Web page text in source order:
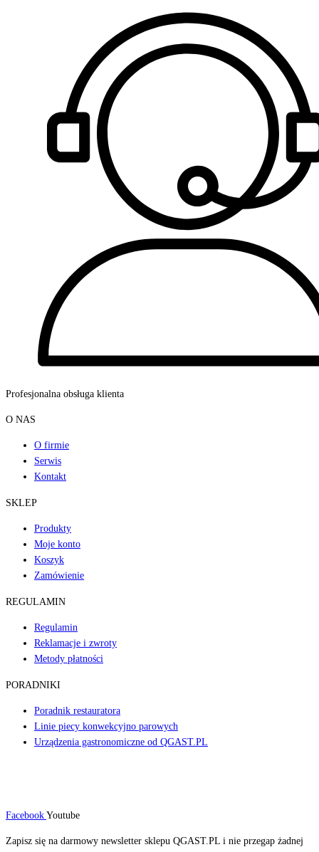
Profesjonalna obsługa klienta
O NAS
O firmie
Serwis
Kontakt
SKLEP
Produkty
Moje konto
Koszyk
Zamówienie
REGULAMIN
Regulamin
Reklamacje i zwroty
Metody płatności
PORADNIKI
Poradnik restauratora
Linie piecy konwekcyjno parowych
Urządzenia gastronomiczne od QGAST.PL
Facebook Youtube
Zapisz się na darmowy newsletter sklepu QGAST.PL i nie przegap żadnej